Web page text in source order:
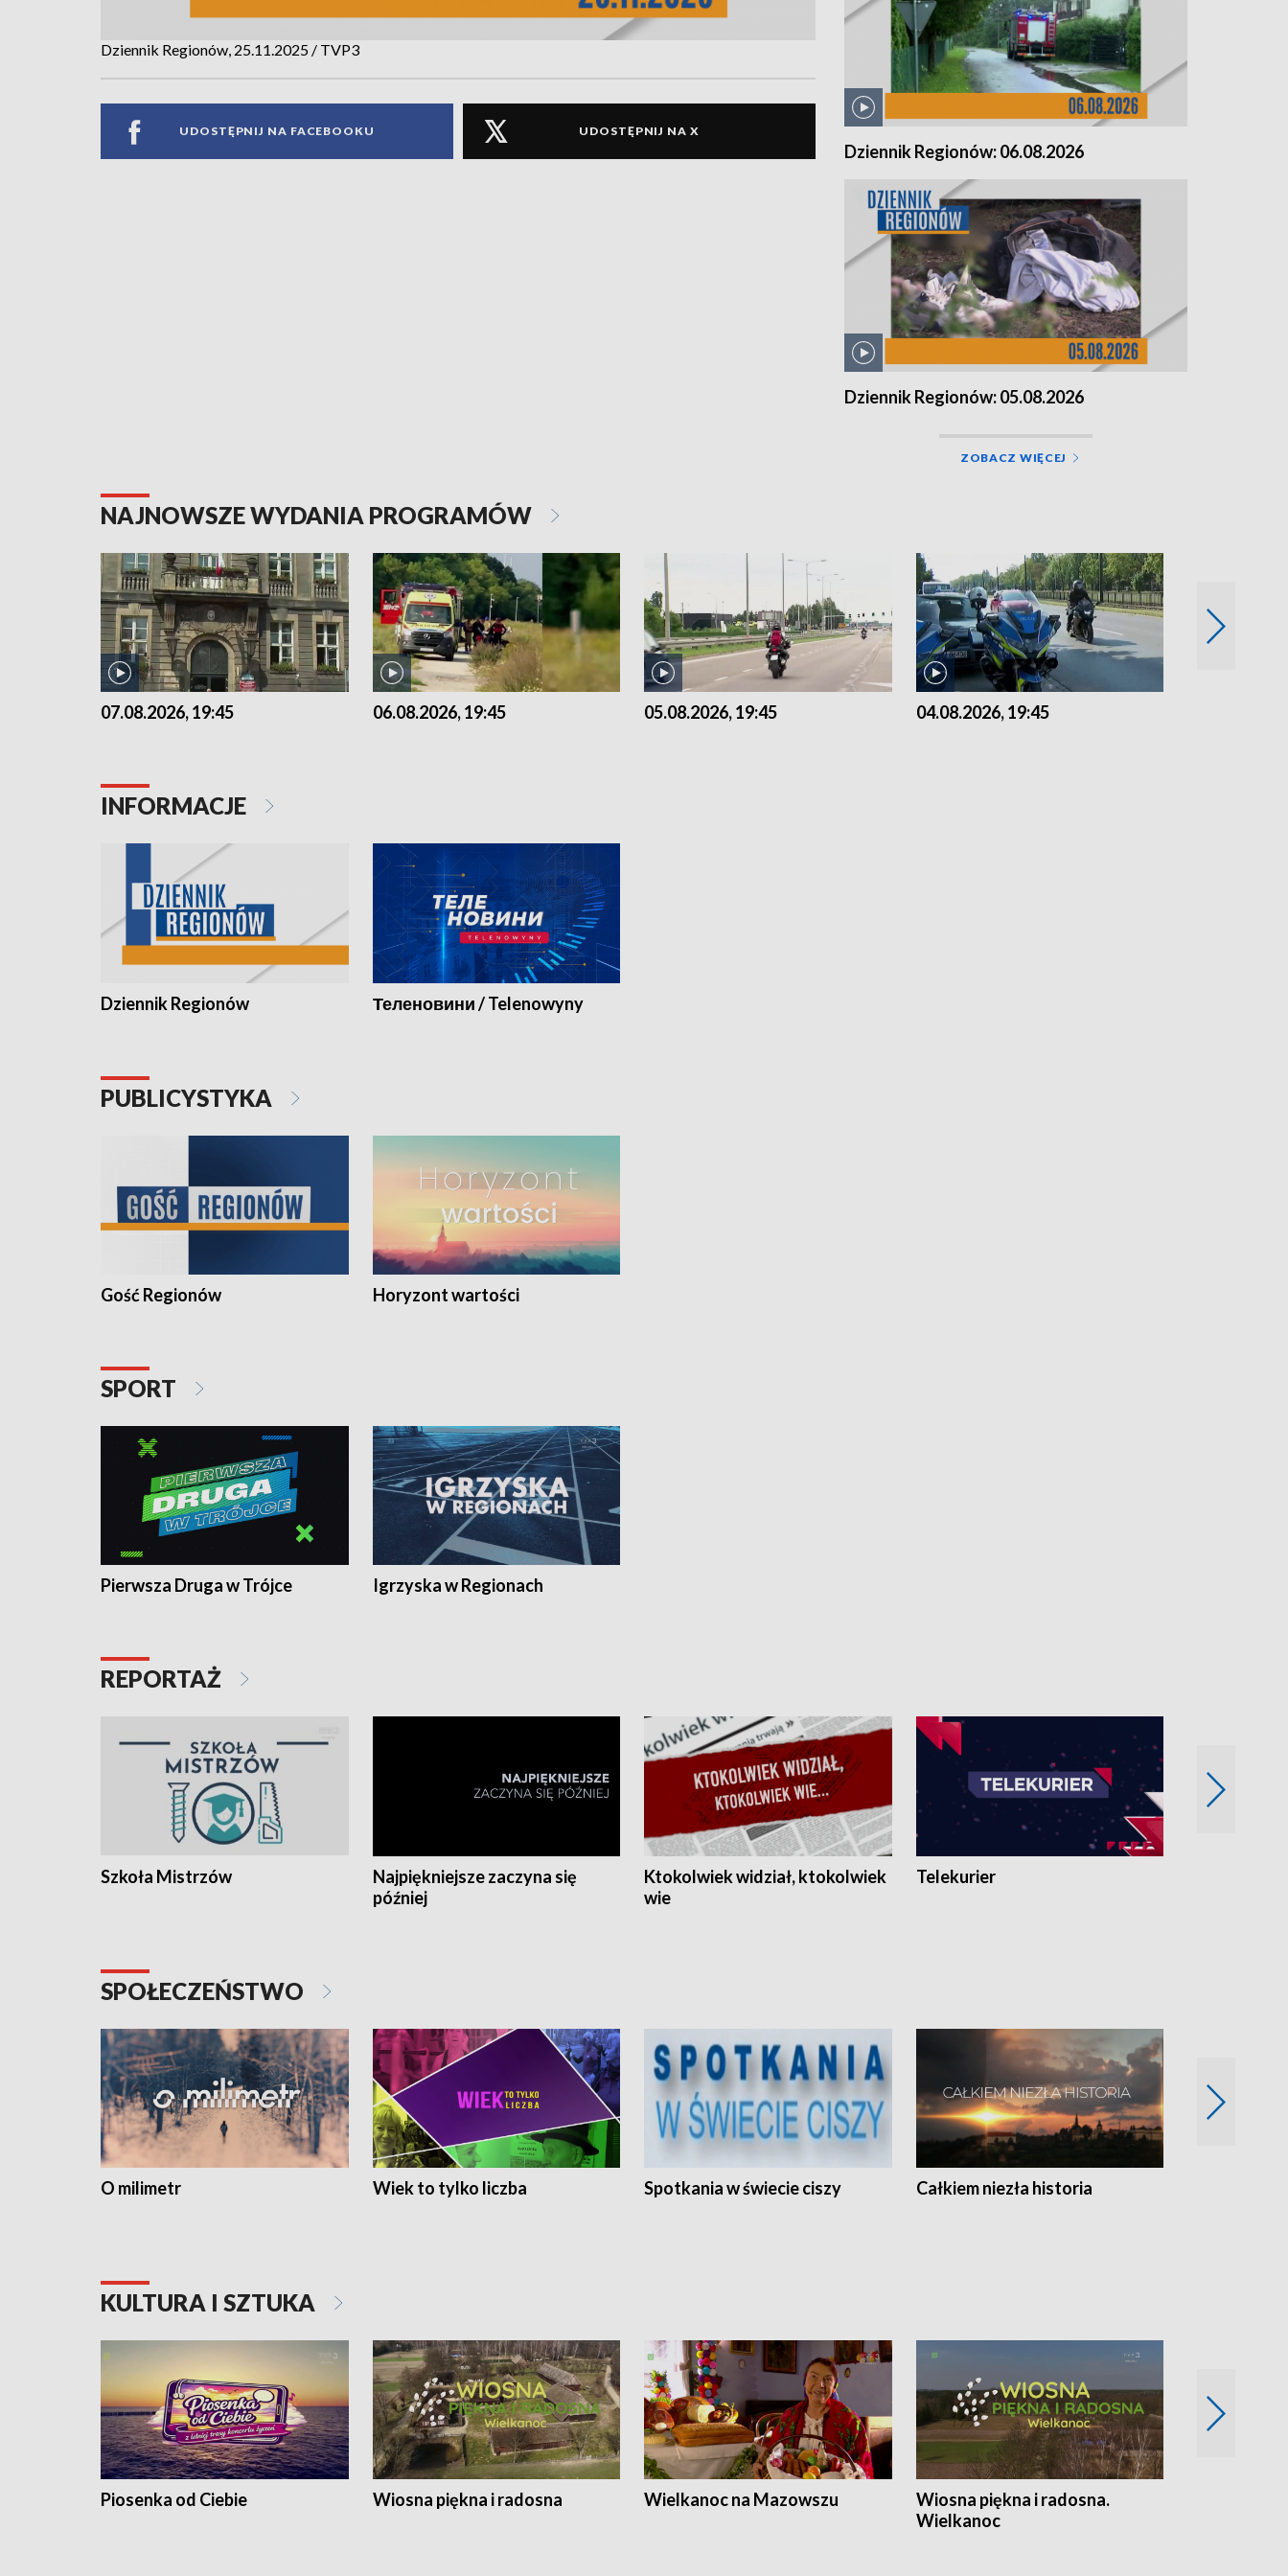
Dziennik Regionów, 25.11.2025 / TVP3
UDOSTĘPNIJ NA FACEBOOKU UDOSTĘPNIJ NA X
Dziennik Regionów: 06.08.2026
Dziennik Regionów: 05.08.2026
ZOBACZ WIĘCEJ
NAJNOWSZE WYDANIA PROGRAMÓW
07.08.2026, 19:45 06.08.2026, 19:45 05.08.2026, 19:45 04.08.2026, 19:45
INFORMACJE
Dziennik Regionów Теленовини / Telenowyny
PUBLICYSTYKA
Gość Regionów Horyzont wartości
SPORT
Pierwsza Druga w Trójce Igrzyska w Regionach
REPORTAŻ
Szkoła Mistrzów
Najpiękniejsze zaczyna się
później
Ktokolwiek widział, ktokolwiek
wie
Telekurier
SPOŁECZEŃSTWO
O milimetr Wiek to tylko liczba Spotkania w świecie ciszy Całkiem niezła historia
KULTURA I SZTUKA
Piosenka od Ciebie Wiosna piękna i radosna Wielkanoc na Mazowszu
Wiosna piękna i radosna.
Wielkanoc